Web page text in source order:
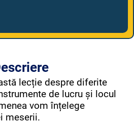
lecție despre diferite
de lucru și locul
vom înțelege
meserii.